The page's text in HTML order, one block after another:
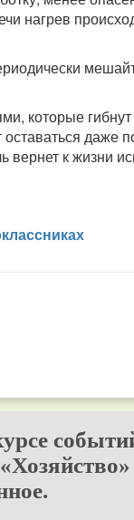
нагрев
которые
даже
вернет к жизни